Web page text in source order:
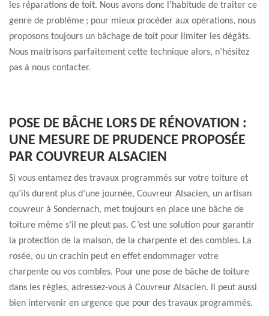
les réparations de toit. Nous avons donc l’habitude de traiter ce
genre de problème ; pour mieux procéder aux opérations, nous
proposons toujours un bâchage de toit pour limiter les dégâts.
Nous maitrisons parfaitement cette technique alors, n’hésitez
pas à nous contacter.
POSE DE BÂCHE LORS DE RÉNOVATION :
UNE MESURE DE PRUDENCE PROPOSÉE
PAR COUVREUR ALSACIEN
Si vous entamez des travaux programmés sur votre toiture et
qu’ils durent plus d’une journée, Couvreur Alsacien, un artisan
couvreur à Sondernach, met toujours en place une bâche de
toiture même s’il ne pleut pas. C’est une solution pour garantir
la protection de la maison, de la charpente et des combles. La
rosée, ou un crachin peut en effet endommager votre
charpente ou vos combles. Pour une pose de bâche de toiture
dans les règles, adressez-vous à Couvreur Alsacien. Il peut aussi
bien intervenir en urgence que pour des travaux programmés.